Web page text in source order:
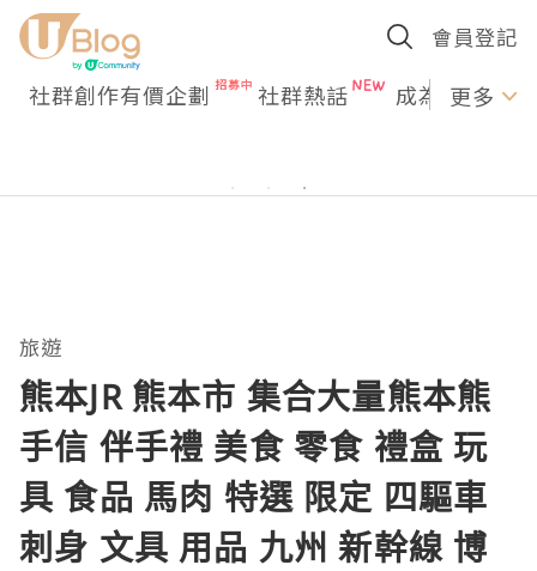
會員登記
社群創作有價企劃 社群熱話 成為U更多
旅遊
熊本JR 熊本市 集合大量熊本熊
手信 伴手禮 美食 零食 禮盒 玩
具 食品 馬肉 特選 限定 四驅車
刺身 文具 用品 九州 新幹線 博